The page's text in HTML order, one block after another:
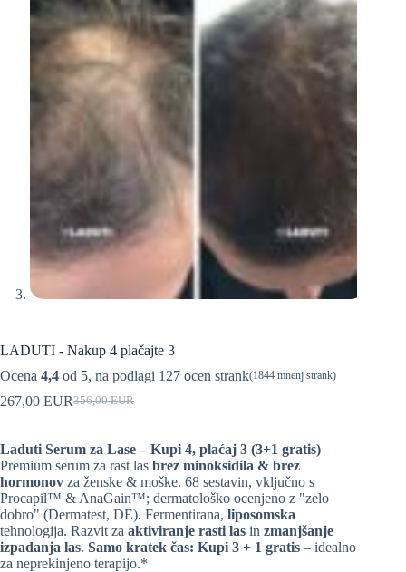
LADUTI - Nakup 4 plačajte 3
Ocena 4,4 od 5, na podlagi 127 ocen strank(1844 mnenj strank)
356,00EUR
Prvotna
bila:
356,00
EUR
267,00 EURTrenutna
267,00
EUR.
Laduti Serum za Lase – Kupi 4, plaćaj 3 (3+1 gratis) –
Premium serum za rast las brez minoksidila & brez
hormonov za ženske & moške. 68 sestavin, vključno s
Procapil™ & AnaGain™; dermatološko ocenjeno z "zelo
dobro" (Dermatest, DE). Fermentirana, liposomska
tehnologija. Razvit za aktiviranje rasti las in zmanjšanje
izpadanja las. Samo kratek čas: Kupi 3 + 1 gratis – idealno
za neprekinjeno terapijo.*